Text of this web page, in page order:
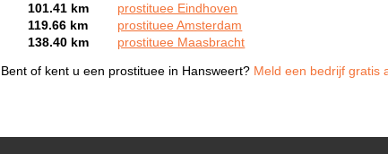
101.41 km
prostituee Eindhoven
119.66 km
prostituee Amsterdam
138.40 km
prostituee Maasbracht
Bent of kent u een prostituee in Hansweert? Meld een bedrijf gratis